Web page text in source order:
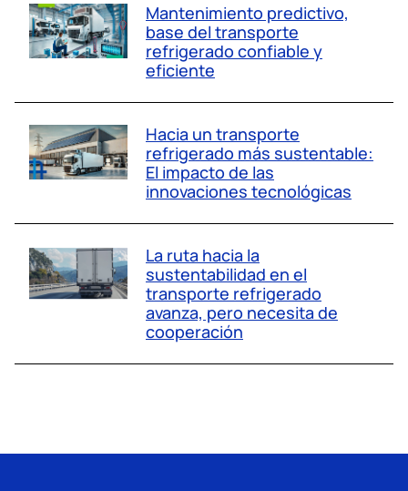
Mantenimiento predictivo,
base del transporte
refrigerado confiable y
eficiente
Hacia un transporte
refrigerado más sustentable:
El impacto de las
innovaciones tecnológicas
La ruta hacia la
sustentabilidad en el
transporte refrigerado
avanza, pero necesita de
cooperación